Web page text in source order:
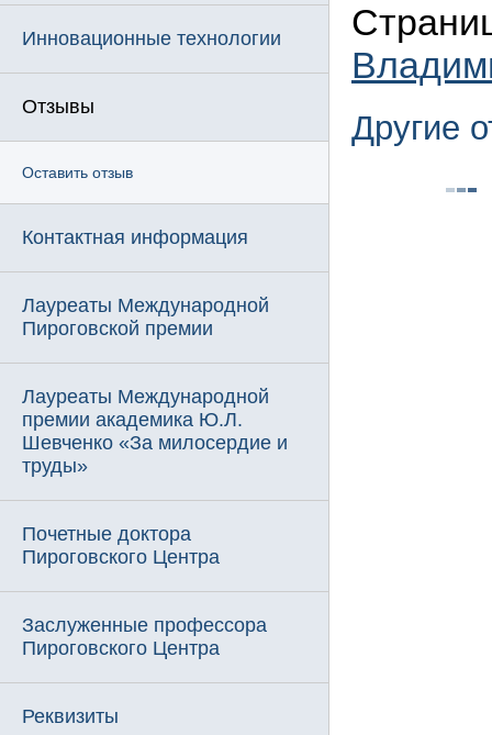
Инновационные технологии
Отзывы
Оставить отзыв
Контактная информация
Лауреаты Международной
Пироговской премии
Лауреаты Международной
премии академика Ю.Л.
Шевченко «За милосердие и
труды»
Почетные доктора
Пироговского Центра
Заслуженные профессора
Пироговского Центра
Реквизиты
Другие